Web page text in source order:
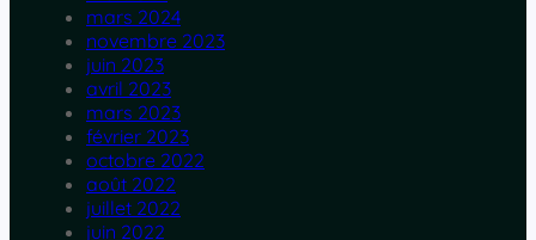
mars 2024
novembre 2023
juin 2023
avril 2023
mars 2023
février 2023
octobre 2022
août 2022
juillet 2022
juin 2022